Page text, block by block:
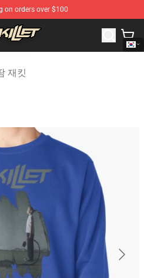
on orders over $100
Merchandise Store
재킷